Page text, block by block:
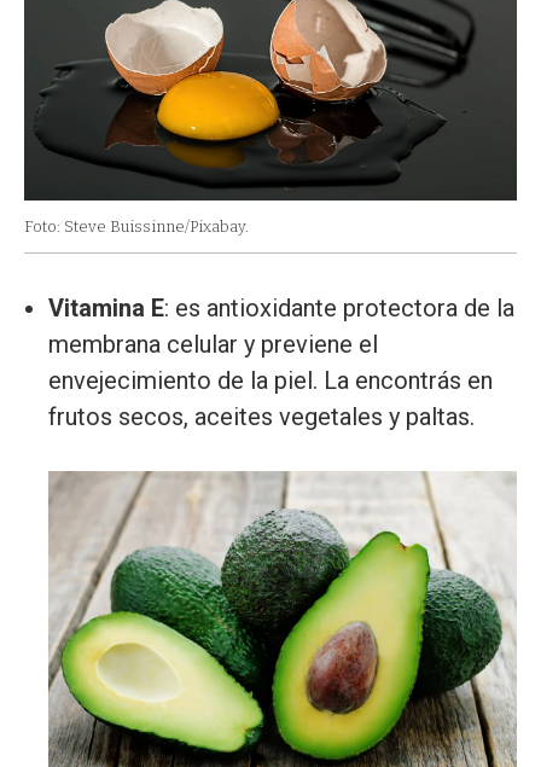
Foto: Steve Buissinne/Pixabay.
Vitamina E: es antioxidante protectora de la
membrana celular y previene el
envejecimiento de la piel. La encontrás en
frutos secos, aceites vegetales y paltas.